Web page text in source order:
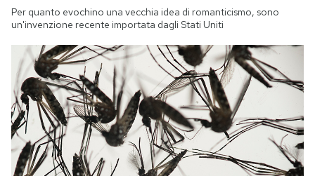
Regala il Post
Hai bisogno di aiuto?
Esci
Per quanto evochino una vecchia idea di romanticismo, sono
un'invenzione recente importata dagli Stati Uniti